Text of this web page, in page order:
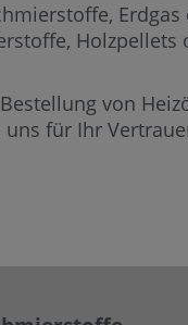
Holzpellets
von
für Ihr